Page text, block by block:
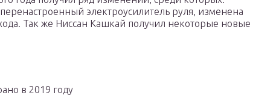
электроусилитель руля, изменена
Так же Ниссан Кашкай получил некоторые новые
в 2019 году